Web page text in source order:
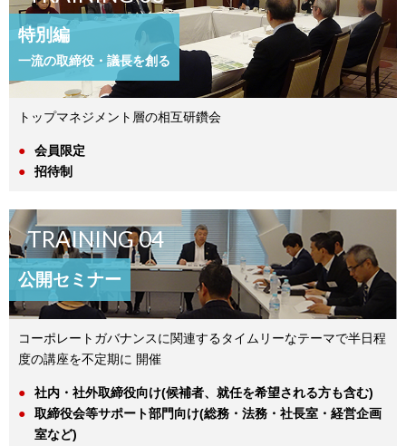
特別編
一流の取締役・議長を創る
トップマネジメント層の相互研鑽会
会員限定
招待制
TRAINING 04
公開セミナー
コーポレートガバナンスに関連するタイムリーなテーマで半日程
度の講座を不定期に 開催
社内・社外取締役向け(候補者、就任を希望される方も含む)
取締役会等サポート部門向け(総務・法務・社長室・経営企画
室など)